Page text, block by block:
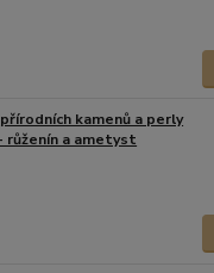
kamenů a perly
růženín a ametyst